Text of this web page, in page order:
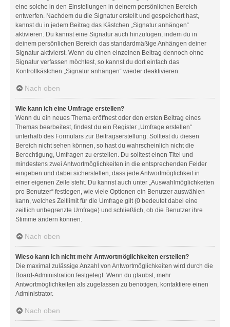
eine solche in den Einstellungen in deinem persönlichen Bereich
entwerfen. Nachdem du die Signatur erstellt und gespeichert hast,
kannst du in jedem Beitrag das Kästchen „Signatur anhängen“
aktivieren. Du kannst eine Signatur auch hinzufügen, indem du in
deinem persönlichen Bereich das standardmäßige Anhängen deiner
Signatur aktivierst. Wenn du einen einzelnen Beitrag dennoch ohne
Signatur verfassen möchtest, so kannst du dort einfach das
Kontrollkästchen „Signatur anhängen“ wieder deaktivieren.
Nach oben
Wie kann ich eine Umfrage erstellen?
Wenn du ein neues Thema eröffnest oder den ersten Beitrag eines
Themas bearbeitest, findest du ein Register „Umfrage erstellen“
unterhalb des Formulars zur Beitragserstellung. Solltest du diesen
Bereich nicht sehen können, so hast du wahrscheinlich nicht die
Berechtigung, Umfragen zu erstellen. Du solltest einen Titel und
mindestens zwei Antwortmöglichkeiten in die entsprechenden Felder
eingeben und dabei sicherstellen, dass jede Antwortmöglichkeit in
einer eigenen Zeile steht. Du kannst auch unter „Auswahlmöglichkeiten
pro Benutzer“ festlegen, wie viele Optionen ein Benutzer auswählen
kann, welches Zeitlimit für die Umfrage gilt (0 bedeutet dabei eine
zeitlich unbegrenzte Umfrage) und schließlich, ob die Benutzer ihre
Stimme ändern können.
Nach oben
Wieso kann ich nicht mehr Antwortmöglichkeiten erstellen?
Die maximal zulässige Anzahl von Antwortmöglichkeiten wird durch die
Board-Administration festgelegt. Wenn du glaubst, mehr
Antwortmöglichkeiten als zugelassen zu benötigen, kontaktiere einen
Administrator.
Nach oben